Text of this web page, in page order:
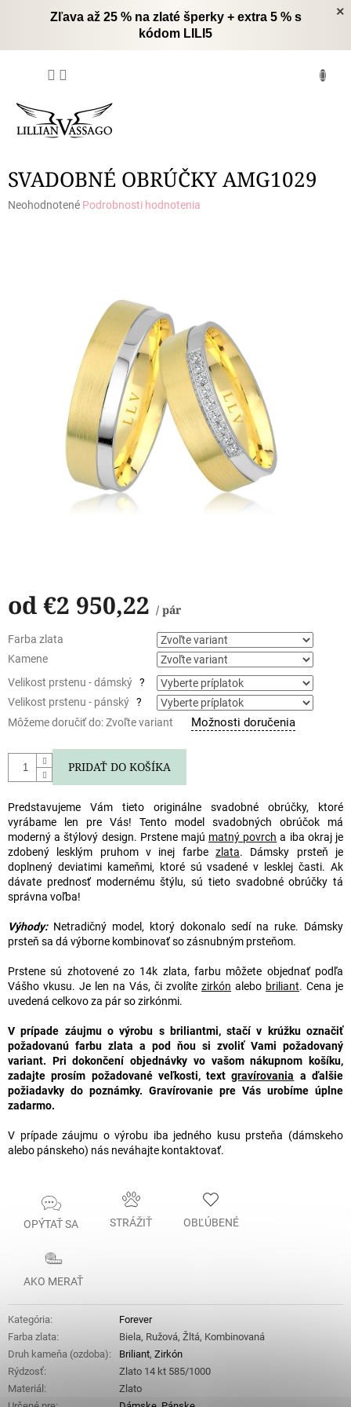
×
Zľava až 25 % na zlaté šperky + extra 5 % s
kódom LILI5
SVADOBNÉ OBRÚČKY AMG1029
Priemerné
Neohodnotené Podrobnosti hodnotenia
od€2 950,22 / pár
Jednotková
cena:
Farba zlata
Kamene
Velikost prstenu - dámský ?
Velikost prstenu - pánský ?
Môžeme doručiť do:Zvoľte variant Možnosti doručenia
PRIDAŤ DO KOŠÍKA
Predstavujeme Vám tieto originálne svadobné obrúčky, ktoré
vyrábame len pre Vás! Tento model svadobných obrúčok má
moderný a štýlový design. Prstene majú matný povrch a iba okraj je
zdobený lesklým pruhom v inej farbe zlata. Dámsky prsteň je
doplnený deviatimi kameňmi, ktoré sú vsadené v lesklej časti. Ak
dávate prednosť modernému štýlu, sú tieto svadobné obrúčky tá
správna voľba!
Výhody:Netradičný model, ktorý dokonalo sedí na ruke. Dámsky
prsteň sa dá výborne kombinovať so zásnubným prsteňom.
Prstene sú zhotovené zo 14k zlata, farbu môžete objednať podľa
Vášho vkusu. Je len na Vás, či zvolíte zirkón alebo briliant. Cena je
uvedená celkovo za pár so zirkónmi.
V prípade záujmu o výrobu s briliantmi, stačí v krúžku označiť
požadovanú farbu zlata a pod ňou si zvoliť Vami požadovaný
variant. Pri dokončení objednávky vo vašom nákupnom košíku,
zadajte prosím požadované veľkosti, textgravírovania a ďalšie
požiadavky do poznámky. Gravírovanie pre Vás urobíme úplne
zadarmo.
V prípade záujmu o výrobu iba jedného kusu prsteňa (dámskeho
alebo pánskeho) nás neváhajte kontaktovať.
OPÝTAŤ SA STRÁŽIŤ OBĽÚBENÉ
AKO MERAŤ
Kategória:
Forever
Farba zlata:
Biela, Ružová, Žltá, Kombinovaná
Druh kameňa (ozdoba): Briliant, Zirkón
Rýdzosť:
Zlato 14 kt 585/1000
Materiál :
Zlato